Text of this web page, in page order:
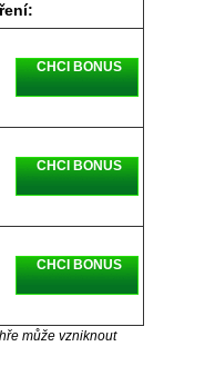
CHCI BONUS
CHCI BONUS
CHCI BONUS
může vzniknout